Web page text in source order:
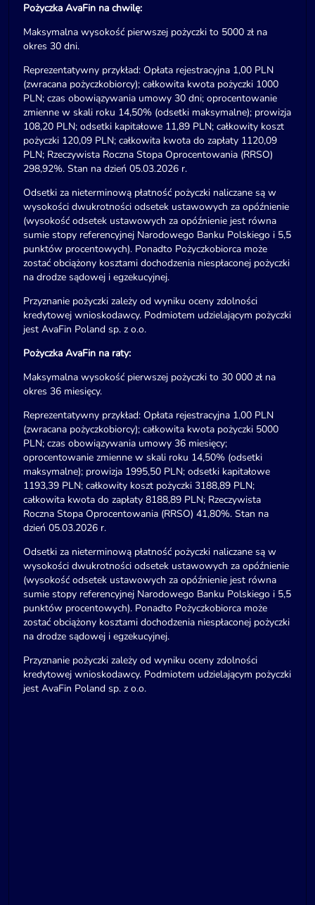
Pożyczka AvaFin na chwilę:
Maksymalna wysokość pierwszej pożyczki to 5000 zł na
okres 30 dni.
Reprezentatywny przykład: Opłata rejestracyjna 1,00 PLN
(zwracana pożyczkobiorcy); całkowita kwota pożyczki 1000
PLN; czas obowiązywania umowy 30 dni; oprocentowanie
zmienne w skali roku 14,50% (odsetki maksymalne); prowizja
108,20 PLN; odsetki kapitałowe 11,89 PLN; całkowity koszt
pożyczki 120,09 PLN; całkowita kwota do zapłaty 1120,09
PLN; Rzeczywista Roczna Stopa Oprocentowania (RRSO)
298,92%. Stan na dzień 05.03.2026 r.
Odsetki za nieterminową płatność pożyczki naliczane są w
wysokości dwukrotności odsetek ustawowych za opóźnienie
(wysokość odsetek ustawowych za opóźnienie jest równa
sumie stopy referencyjnej Narodowego Banku Polskiego i 5,5
punktów procentowych). Ponadto Pożyczkobiorca może
zostać obciążony kosztami dochodzenia niespłaconej pożyczki
na drodze sądowej i egzekucyjnej.
Przyznanie pożyczki zależy od wyniku oceny zdolności
kredytowej wnioskodawcy. Podmiotem udzielającym pożyczki
jest AvaFin Poland sp. z o.o.
Pożyczka AvaFin na raty:
Maksymalna wysokość pierwszej pożyczki to 30 000 zł na
okres 36 miesięcy.
Reprezentatywny przykład: Opłata rejestracyjna 1,00 PLN
(zwracana pożyczkobiorcy); całkowita kwota pożyczki 5000
PLN; czas obowiązywania umowy 36 miesięcy;
oprocentowanie zmienne w skali roku 14,50% (odsetki
maksymalne); prowizja 1995,50 PLN; odsetki kapitałowe
1193,39 PLN; całkowity koszt pożyczki 3188,89 PLN;
całkowita kwota do zapłaty 8188,89 PLN; Rzeczywista
Roczna Stopa Oprocentowania (RRSO) 41,80%. Stan na
dzień 05.03.2026 r.
Odsetki za nieterminową płatność pożyczki naliczane są w
wysokości dwukrotności odsetek ustawowych za opóźnienie
(wysokość odsetek ustawowych za opóźnienie jest równa
sumie stopy referencyjnej Narodowego Banku Polskiego i 5,5
punktów procentowych). Ponadto Pożyczkobiorca może
zostać obciążony kosztami dochodzenia niespłaconej pożyczki
na drodze sądowej i egzekucyjnej.
Przyznanie pożyczki zależy od wyniku oceny zdolności
kredytowej wnioskodawcy. Podmiotem udzielającym pożyczki
jest AvaFin Poland sp. z o.o.